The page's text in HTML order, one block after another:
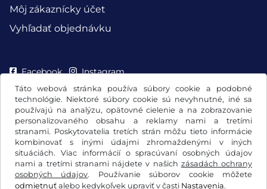
Táto webová stránka používa súbory cookie a podobné
technológie. Niektoré súbory cookie sú nevyhnutné, iné sa
používajú na analýzu, opätovné cielenie a na zobrazovanie
personalizovaného obsahu a reklamy nami a tretími
stranami. Poskytovatelia tretích strán môžu tieto informácie
kombinovať s inými údajmi zhromaždenými v iných
situáciách. Viac informácií o spracúvaní osobných údajov
nami a tretími stranami nájdete v našich zásadách ochrany
osobných údajov. Používanie súborov cookie môžete
odmietnuť alebo kedykoľvek upraviť v časti Nastavenia.
Môj zákaznícky účet
Vyhľadať objednávku
Facebook Instagram